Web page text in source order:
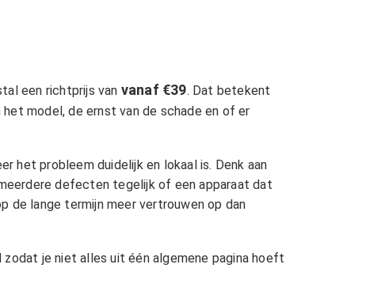
een richtprijs van vanaf €39. Dat betekent
model, de ernst van de schade en of er
het probleem duidelijk en lokaal is. Denk aan
defecten tegelijk of een apparaat dat
de lange termijn meer vertrouwen op dan
je niet alles uit één algemene pagina hoeft